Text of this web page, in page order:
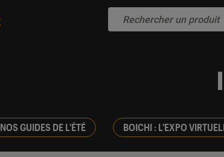
NOS GUIDES DE L'ÉTÉ BOICHI : L'EXPO